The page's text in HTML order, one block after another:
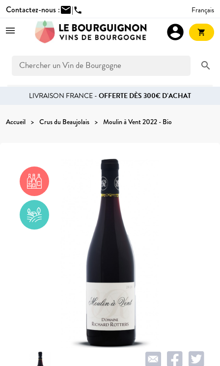
Contactez-nous :mail|phone Français
search
account_circle shopping_cart
LIVRAISON FRANCE -OFFERTE DÈS 300€ D’ACHAT
Accueil Crus du Beaujolais Moulin à Vent 2022 - Bio